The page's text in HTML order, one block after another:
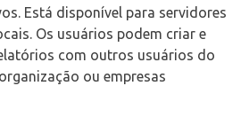
Está disponível para servidores
Os usuários podem criar e
com outros usuários do
ou empresas